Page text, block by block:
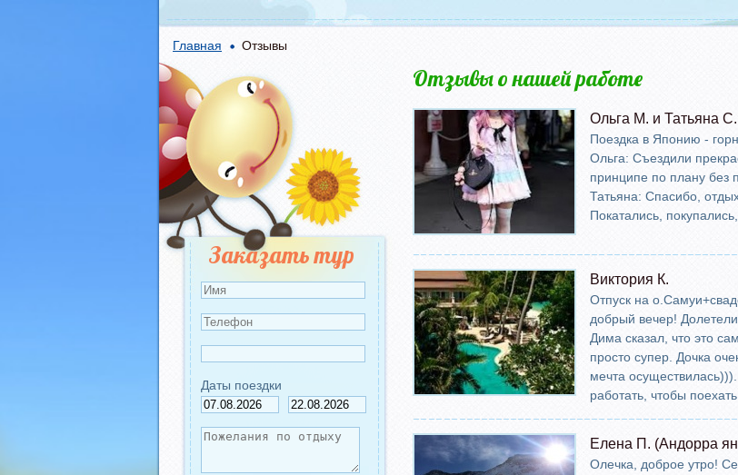
Главная Отзывы
Отзывы о нашей работе
Ольга М. и Татьяна С.
Поездка в Японию -
Ольга: Съездили
принципе по плану без
Татьяна: Спасибо,
Покатались,
Виктория К.
Отпуск на
добрый вечер!
Дима сказал, что это
просто супер. Дочка
мечта
работать, чтобы
Елена П. (Андорра
Олечка, доброе утро!
Страницы
Заказать тур
Даты поездки